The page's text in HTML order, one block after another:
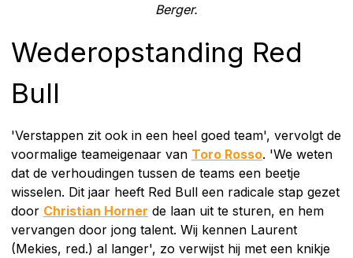
Berger.
Wederopstanding Red
Bull
'Verstappen zit ook in een heel goed team', vervolgt de
voormalige teameigenaar van Toro Rosso. 'We weten
dat de verhoudingen tussen de teams een beetje
wisselen. Dit jaar heeft Red Bull een radicale stap gezet
door Christian Horner de laan uit te sturen, en hem
vervangen door jong talent. Wij kennen Laurent
(Mekies, red.) al langer', zo verwijst hij met een knikje